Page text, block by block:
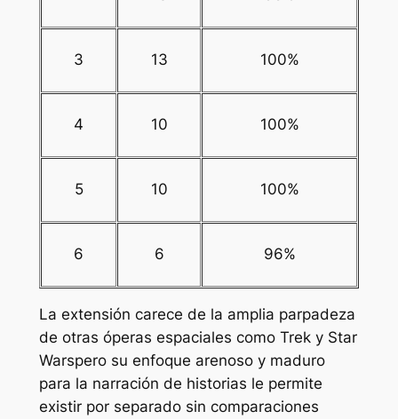
3 13 100%
4 10 100%
5 10 100%
6 6 96%
La extensión carece de la amplia parpadeza
de otras óperas espaciales como Treky Star
Warspero su enfoque arenoso y maduro
para la narración de historias le permite
existir por separado sin comparaciones